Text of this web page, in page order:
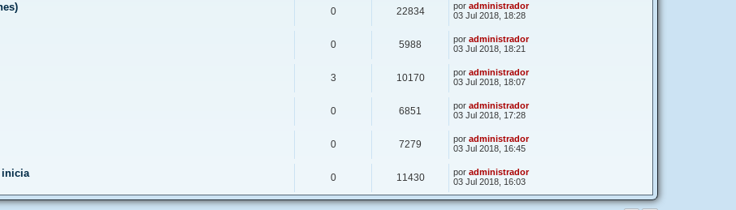
0 22834 por administrador
03 Jul 2018, 18:28
0 5988 por administrador
03 Jul 2018, 18:21
3 10170 por administrador
03 Jul 2018, 18:07
0 6851 por administrador
03 Jul 2018, 17:28
0 7279 por administrador
03 Jul 2018, 16:45
inicia 0 11430 por administrador
03 Jul 2018, 16:03